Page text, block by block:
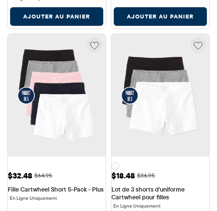
AJOUTER AU PANIER AJOUTER AU PANIER
Prix ​​de vente: $32.48
$32.48 Prix ​​d'origine: $64.95
$64.95
Fille Cartwheel Short 5-Pack - Plus
En Ligne Uniquement
Prix ​​de vente: $18.48
$18.48 Prix ​​d'origine: $36.95
$36.95
Lot de 3 shorts d'uniforme
Cartwheel pour filles
En Ligne Uniquement